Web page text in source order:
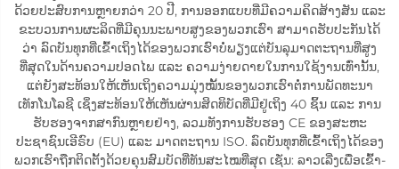
ດ້ວຍປະສົບການຫຼາຍກວ່າ 20 ປີ, ການອອກແບບທີ່ມີຄວາມຄິດສ້າງສັນ ແລະ
ຂະບວນການຜະລິດທີ່ມີຄຸນນະພາບສູງຂອງພວກເຮົາ ສາມາດຮັບປະກັນໄດ້
ວ່າ ລົດບັນທຸກທີ່ເຂົ້າເຖິງໄດ້ຂອງພວກເຮົາບໍ່ພຽງແຕ່ບັນລຸມາດຕະຖານທີ່ສູງ
ທີ່ສຸດໃນດ້ານຄວາມປອດໄພ ແລະ ຄວາມງ່າຍດາຍໃນການໃຊ້ງານເທົ່ານັ້ນ,
ແຕ່ຍັງສະທ້ອນໃຫ້ເຫັນເຖິງຄວາມມຸ່ງໝັ້ນຂອງພວກເຮົາຕໍ່ການພັດທະນາ
ເທັກໂນໂລຊີ ເຊິ່ງສະທ້ອນໃຫ້ເຫັນຜ່ານສິດທິບັດທີ່ມີຢູ່ເຖິງ 40 ຊິ້ນ ແລະ ການ
ຮັບຮອງຈາກສາກົນຫຼາຍຢ່າງ, ລວມທັງການຮັບຮອງ CE ຂອງສະຫະ
ປະຊາຊົນເອີຣົບ (EU) ແລະ ມາດຕະຖານ ISO. ລົດບັນທຸກທີ່ເຂົ້າເຖິງໄດ້ຂອງ
ພວກເຮົາຖືກຕິດຕັ້ງດ້ວຍຄຸນສົມບັດທີ່ທັນສະໄໝທີ່ສຸດ ເຊັ່ນ: ລາວເລີ່ງເພື່ອເຂົ້າ-